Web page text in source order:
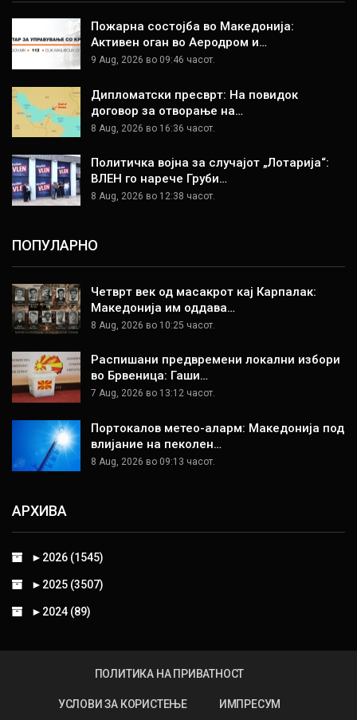
Пожарна состојба во Македонија:
Активен оган во Аеродром и…
9 Aug, 2026 во 09:46 часот.
Дипломатски пресврт: На повидок
договор за отворање на…
8 Aug, 2026 во 16:36 часот.
Политичка војна за случајот „Лотарија“:
ВЛЕН го нарече Груби…
8 Aug, 2026 во 12:38 часот.
ПОПУЛАРНО
Четврт век од масакрот кај Карпалак:
Македонија им оддава…
8 Aug, 2026 во 10:25 часот.
Распишани предвремени локални избори
во Брвеница: Гаши…
7 Aug, 2026 во 13:12 часот.
Портокалов метео-аларм: Македонија под
влијание на пеколен…
8 Aug, 2026 во 09:13 часот.
АРХИВА
► 2026 (1545)
► 2025 (3507)
► 2024 (89)
ПОЛИТИКА НА ПРИВАТНОСТ
УСЛОВИ ЗА КОРИСТЕЊЕ ИМПРЕСУМ